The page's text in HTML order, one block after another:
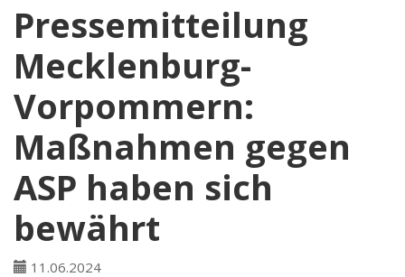
Pressemitteilung
Mecklenburg-
Vorpommern:
Maßnahmen gegen
ASP haben sich
bewährt
11.06.2024